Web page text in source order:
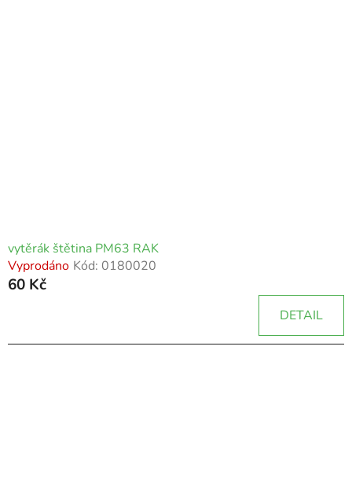
vytěrák štětina PM63 RAK
Vyprodáno Kód: 0180020
60 Kč
DETAIL